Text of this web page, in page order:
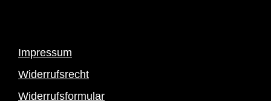
Impressum
Widerrufsrecht
Widerrufsformular